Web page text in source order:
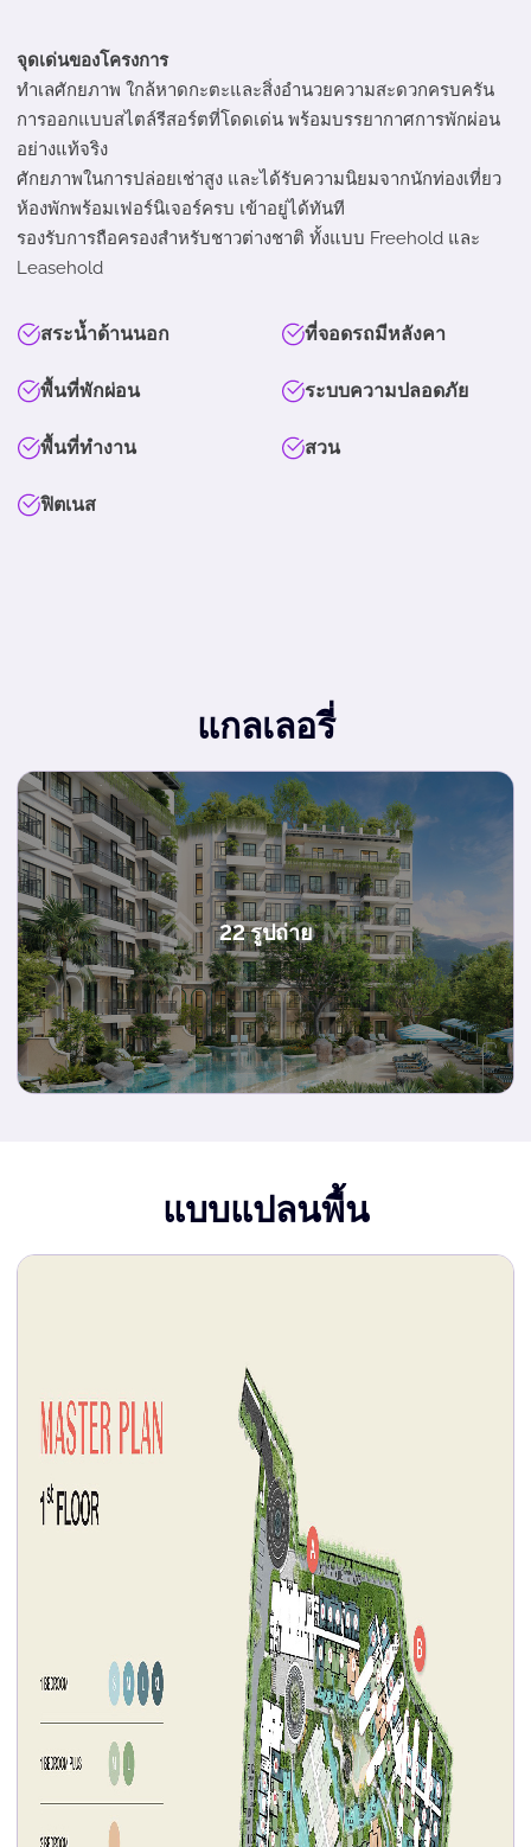
จุดเด่นของโครงการ
ทำเลศักยภาพ ใกล้หาดกะตะและสิ่งอำนวยความสะดวกครบครัน
การออกแบบสไตล์รีสอร์ตที่โดดเด่น พร้อมบรรยากาศการพักผ่อน
อย่างแท้จริง
ศักยภาพในการปล่อยเช่าสูง และได้รับความนิยมจากนักท่องเที่ยว
ห้องพักพร้อมเฟอร์นิเจอร์ครบ เข้าอยู่ได้ทันที
รองรับการถือครองสำหรับชาวต่างชาติ ทั้งแบบ Freehold และ
Leasehold
สระน้ำด้านนอก ที่จอดรถมีหลังคา
พื้นที่พักผ่อน ระบบความปลอดภัย
พื้นที่ทำงาน สวน
ฟิตเนส
แกลเลอรี่
22 รูปถ่าย
แบบแปลนพื้น